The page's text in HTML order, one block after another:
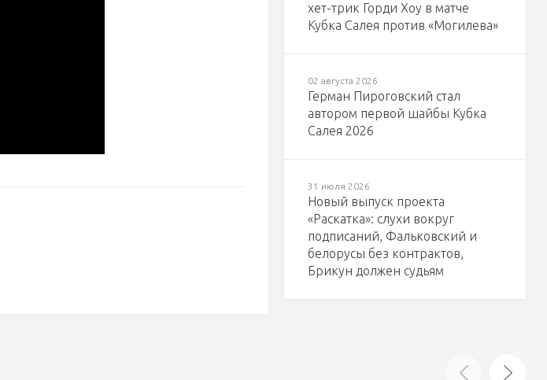
хет-трик Горди Хоу в матче
Кубка Салея против «Могилева»
02 августа 2026
Герман Пироговский стал
автором первой шайбы Кубка
Салея 2026
31 июля 2026
Новый выпуск проекта
«Раскатка»: слухи вокруг
подписаний, Фальковский и
белорусы без контрактов,
Брикун должен судьям